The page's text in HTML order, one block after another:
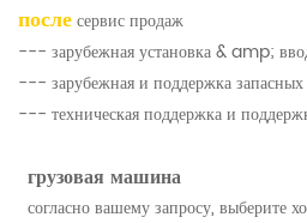
послесервис продаж
--- зарубежная установка & amp;
--- зарубежная и поддержка запасных
--- техническая поддержка и
грузовая машина
согласно вашему запросу, выберите